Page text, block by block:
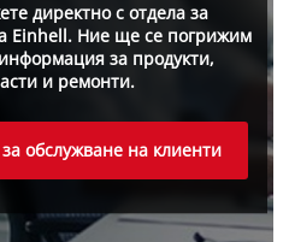
директно с отдела за
Einhell. Ние ще се погрижим
за продукти,
и ремонти.
обслужване на клиенти